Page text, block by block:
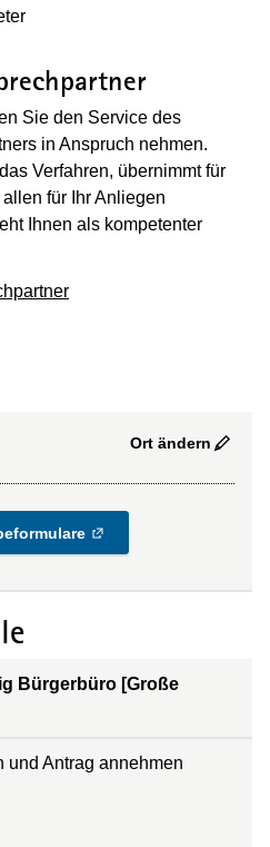
Sie den Service des
in Anspruch nehmen.
Verfahren, übernimmt für
für Ihr Anliegen
Ihnen als kompetenter
Ort ändern
Bürgerbüro [Große
und Antrag annehmen